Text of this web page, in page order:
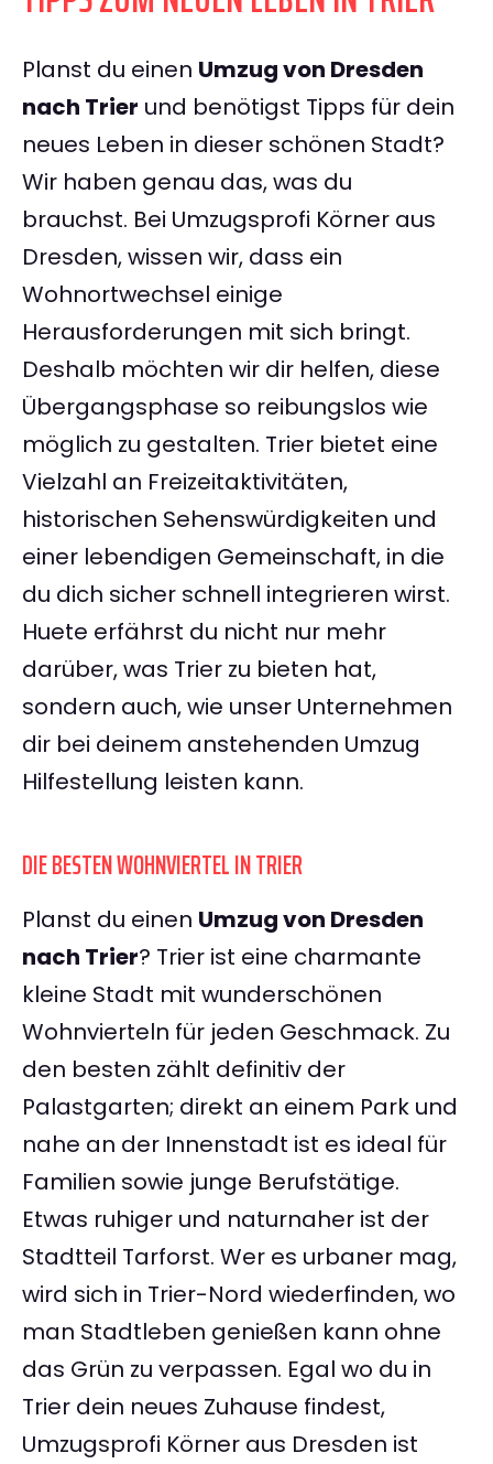
Planst du einen Umzug von Dresden
nach Trier und benötigst Tipps für dein
neues Leben in dieser schönen Stadt?
Wir haben genau das, was du
brauchst. Bei Umzugsprofi Körner aus
Dresden, wissen wir, dass ein
Wohnortwechsel einige
Herausforderungen mit sich bringt.
Deshalb möchten wir dir helfen, diese
Übergangsphase so reibungslos wie
möglich zu gestalten. Trier bietet eine
Vielzahl an Freizeitaktivitäten,
historischen Sehenswürdigkeiten und
einer lebendigen Gemeinschaft, in die
du dich sicher schnell integrieren wirst.
Huete erfährst du nicht nur mehr
darüber, was Trier zu bieten hat,
sondern auch, wie unser Unternehmen
dir bei deinem anstehenden Umzug
Hilfestellung leisten kann.
DIE BESTEN WOHNVIERTEL IN TRIER
Planst du einen Umzug von Dresden
nach Trier? Trier ist eine charmante
kleine Stadt mit wunderschönen
Wohnvierteln für jeden Geschmack. Zu
den besten zählt definitiv der
Palastgarten; direkt an einem Park und
nahe an der Innenstadt ist es ideal für
Familien sowie junge Berufstätige.
Etwas ruhiger und naturnaher ist der
Stadtteil Tarforst. Wer es urbaner mag,
wird sich in Trier-Nord wiederfinden, wo
man Stadtleben genießen kann ohne
das Grün zu verpassen. Egal wo du in
Trier dein neues Zuhause findest,
Umzugsprofi Körner aus Dresden ist